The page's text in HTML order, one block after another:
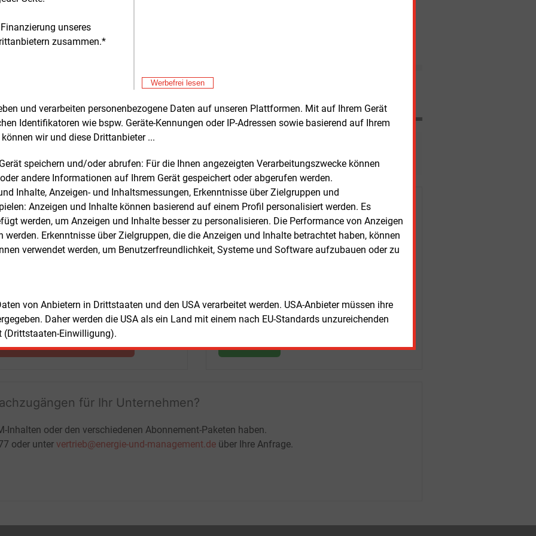
unseres
zusammen.*
Werbefrei lesen
und verarbeiten personenbezogene Daten auf unseren Plattformen. Mit auf Ihrem Gerät
Identifikatoren wie bspw. Geräte-Kennungen oder IP-Adressen sowie basierend auf Ihrem
wir und diese Drittanbieter ...
speichern und/oder abrufen: Für die Ihnen angezeigten Verarbeitungszwecke können
andere Informationen auf Ihrem Gerät gespeichert oder abgerufen werden.
Inhalte, Anzeigen- und Inhaltsmessungen, Erkenntnisse über Zielgruppen und
Anzeigen und Inhalte können basierend auf einem Profil personalisiert werden. Es
werden, um Anzeigen und Inhalte besser zu personalisieren. Die Performance von Anzeigen
werden. Erkenntnisse über Zielgruppen, die die Anzeigen und Inhalte betrachtet haben, können
verwendet werden, um Benutzerfreundlichkeit, Systeme und Software aufzubauen oder zu
von Anbietern in Drittstaaten und den USA verarbeitet werden. USA-Anbieter müssen ihre
Daher werden die USA als ein Land mit einem nach EU-Standards unzureichenden
(Drittstaaten-Einwilligung).
Wiener Stadtwerke genehmigt.
und weitere Nachrichten lesen?
SieE&M
kostenlos
unverbindlich
Zwei Wochen kostenfreier Zugang
+ einmal täglich E&M daily
+ zwei Ausgaben der Zeitung E&M
ohne automatische Verlängerung
JETZT KOSTENLOS TESTEN
Login für Kunden
LOGIN
für Ihr Unternehmen?
Inhalten oder den verschiedenen Abonnement-Paketen haben.
oder unter vertrieb@energie-und-management.de über Ihre Anfrage.